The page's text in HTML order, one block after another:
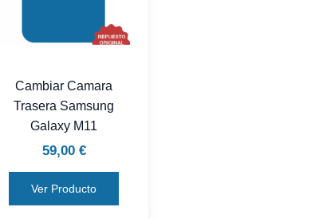
Cambiar Camara
Trasera Samsung
Galaxy M11
59,00 €
Ver Producto